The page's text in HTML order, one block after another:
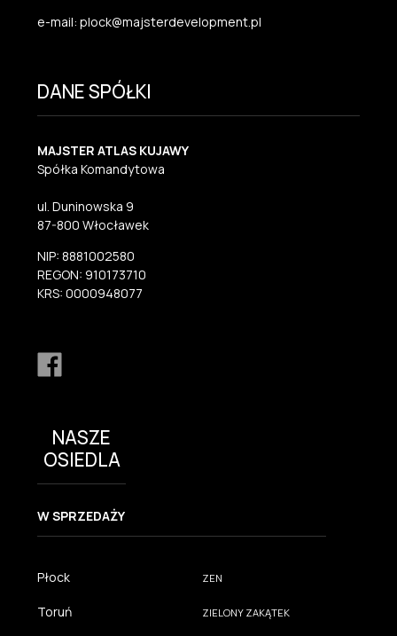
e-mail: plock@majsterdevelopment.pl
DANE SPÓŁKI
MAJSTER ATLAS KUJAWY
Spółka Komandytowa
ul. Duninowska 9
87-800 Włocławek
NIP: 8881002580
REGON: 910173710
KRS: 0000948077
NASZE
OSIEDLA
W SPRZEDAŻY
Płock ZEN
Toruń ZIELONY ZAKĄTEK